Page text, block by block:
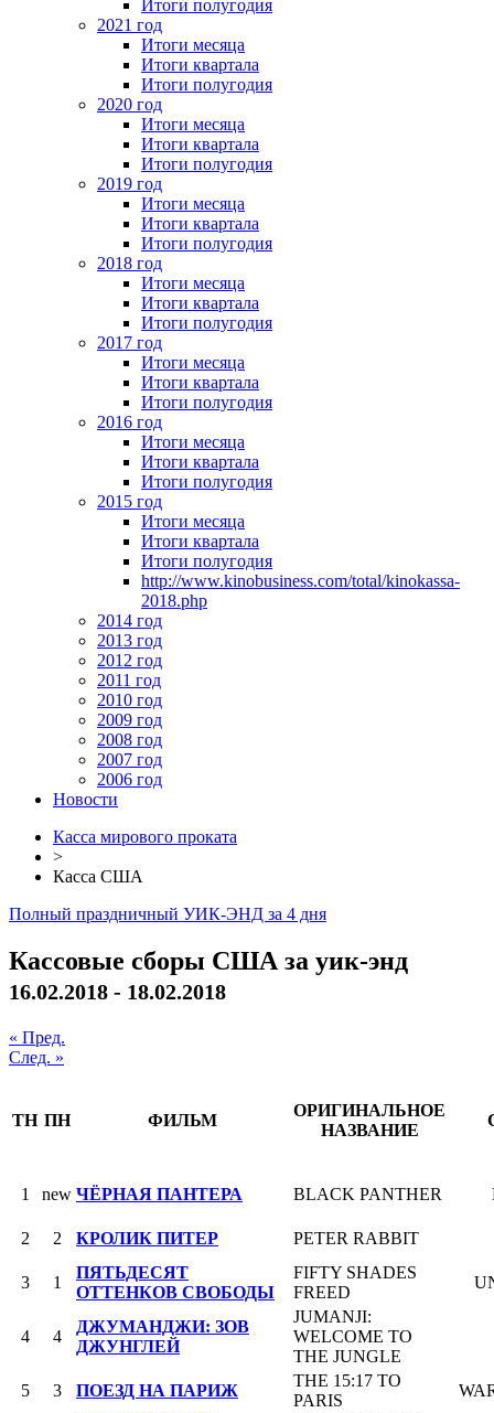
Итоги полугодия
2021 год
Итоги месяца
Итоги квартала
Итоги полугодия
2020 год
Итоги месяца
Итоги квартала
Итоги полугодия
2019 год
Итоги месяца
Итоги квартала
Итоги полугодия
2018 год
Итоги месяца
Итоги квартала
Итоги полугодия
2017 год
Итоги месяца
Итоги квартала
Итоги полугодия
2016 год
Итоги месяца
Итоги квартала
Итоги полугодия
2015 год
Итоги месяца
Итоги квартала
Итоги полугодия
http://www.kinobusiness.com/total/kinokassa-
2018.php
2014 год
2013 год
2012 год
2011 год
2010 год
2009 год
2008 год
2007 год
2006 год
Новости
Касса мирового проката
>
Касса США
Полный праздничный УИК-ЭНД за 4 дня
Кассовые сборы США за уик-энд
16.02.2018 - 18.02.2018
« Пред.
След. »
ТН ПН ФИЛЬМ
ОРИГИНАЛЬНОЕ
НАЗВАНИЕ
1 new ЧЁРНАЯ ПАНТЕРА BLACK PANTHER
2 2 КРОЛИК ПИТЕР PETER RABBIT
3 1
ПЯТЬДЕСЯТ
ОТТЕНКОВ СВОБОДЫ
FIFTY SHADES
FREED
4 4
ДЖУМАНДЖИ: ЗОВ
ДЖУНГЛЕЙ
JUMANJI:
WELCOME TO
THE JUNGLE
5
3 ПОЕЗД НА ПАРИЖ
THE 15:17 TO
PARIS